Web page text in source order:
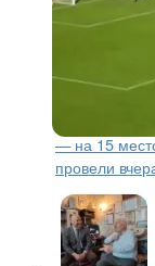
зоны
После
— на 15
провели